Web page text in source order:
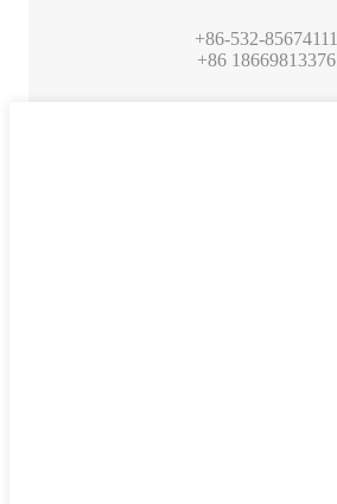
+86-532-85674111
+86 18669813376